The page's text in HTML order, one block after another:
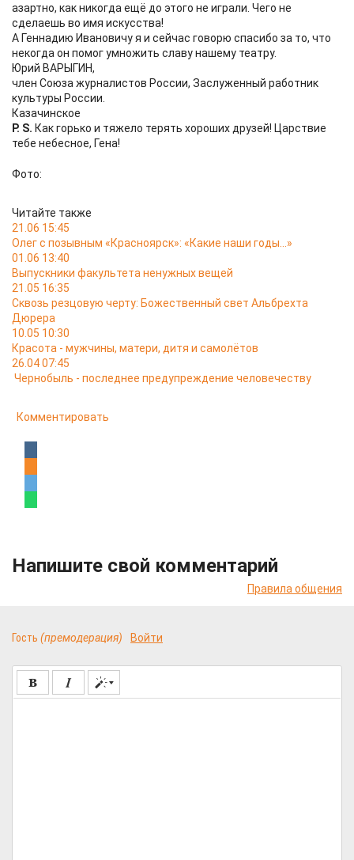
азартно, как никогда ещё до этого не играли. Чего не
сделаешь во имя искусства!
А Геннадию Ивановичу я и сейчас говорю спасибо за то, что
некогда он помог умножить славу нашему театру.
Юрий ВАРЫГИН,
член Союза журналистов России, Заслуженный работник
культуры России.
Казачинское
P. S. Как горько и тяжело терять хороших друзей! Царствие
тебе небесное, Гена!
Фото:
Читайте также
21.06 15:45
Олег с позывным «Красноярск»: «Какие наши годы…»
01.06 13:40
Выпускники факультета ненужных вещей
21.05 16:35
Сквозь резцовую черту: Божественный свет Альбрехта
Дюрера
10.05 10:30
Красота - мужчины, матери, дитя и самолётов
26.04 07:45
Чернобыль - последнее предупреждение человечеству
Комментировать
Напишите свой комментарий
Правила общения
Гость (премодерация) Войти